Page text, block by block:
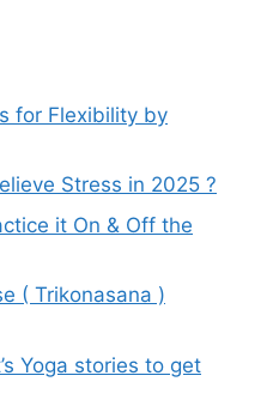
for Flexibility by
Stress in 2025 ?
it On & Off the
( Trikonasana )
Yoga stories to get